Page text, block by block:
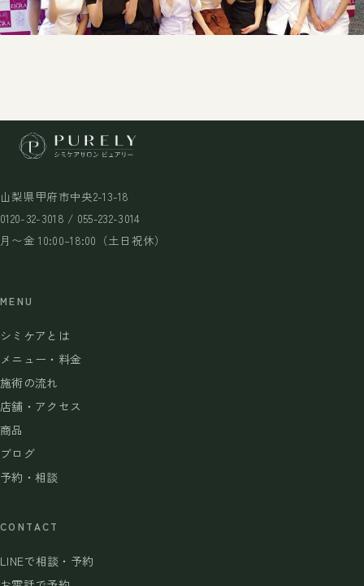
山梨県甲府市中央2-13-18
0120-32-3018 / 055-232-3014
月〜金 10:00–18:00（土日祝休）
MENU
シミケアとは
メニュー・料金
施術の流れ
店舗・アクセス
商品
ブログ
予約・相談
CONTACT
LINEで相談・予約